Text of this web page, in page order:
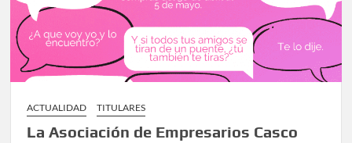
ACTUALIDAD TITULARES
La Asociación de Empresarios Casco